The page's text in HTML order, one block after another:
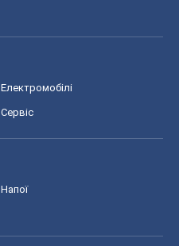
Електромобілі
Сервіс
Напої